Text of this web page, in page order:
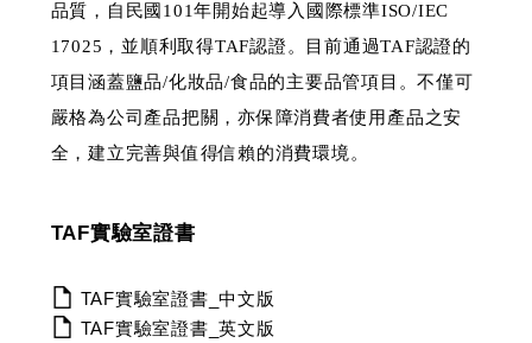
品質，自民國101年開始起導入國際標準ISO/IEC
17025，並順利取得TAF認證。目前通過TAF認證的
項目涵蓋鹽品/化妝品/食品的主要品管項目。不僅可
嚴格為公司產品把關，亦保障消費者使用產品之安
全，建立完善與值得信賴的消費環境。
TAF實驗室證書
TAF實驗室證書_中文版
TAF實驗室證書_英文版